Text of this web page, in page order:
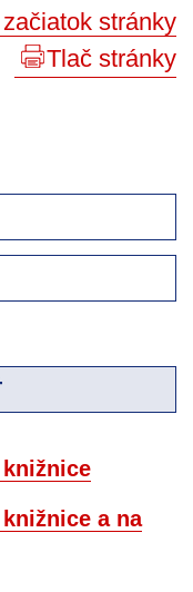
stránky
Tlač stránky
a na